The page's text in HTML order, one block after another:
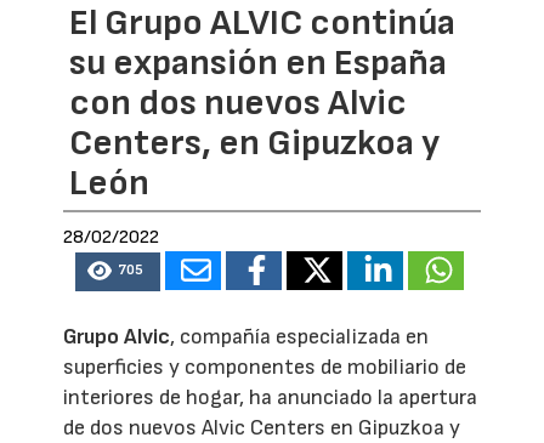
El Grupo ALVIC continúa
su expansión en España
con dos nuevos Alvic
Centers, en Gipuzkoa y
León
28/02/2022
705
Grupo Alvic, compañía especializada en
superficies y componentes de mobiliario de
interiores de hogar, ha anunciado la apertura
de dos nuevos Alvic Centers en Gipuzkoa y